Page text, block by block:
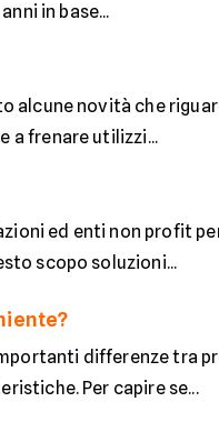
in base...
novità che
a frenare utilizzi...
ed enti non profit
scopo soluzioni...
differenze tra
Per capire se...